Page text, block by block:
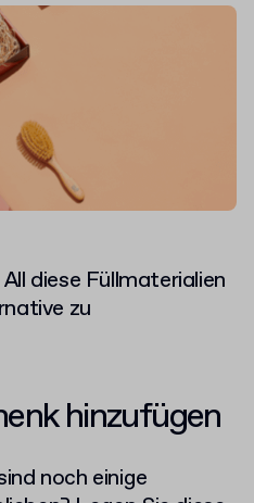
diese Füllmaterialien
zu
hinzufügen
noch einige